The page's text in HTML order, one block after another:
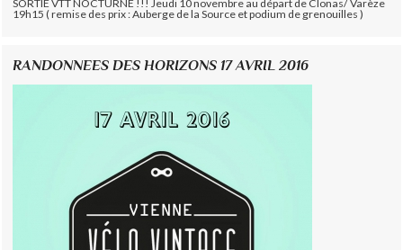
SORTIE VTT NOCTURNE !!! Jeudi 10 novembre au départ de Clonas/ Varèze
19h15 ( remise des prix : Auberge de la Source et podium de grenouilles )
RANDONNEES DES HORIZONS 17 AVRIL 2016